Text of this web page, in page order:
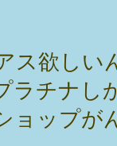
ス欲し
ラチナし
ョップが